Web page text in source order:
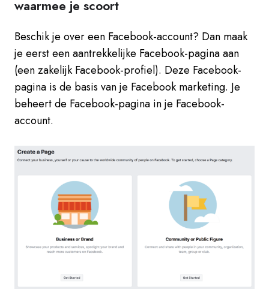
waarmee je scoort
Beschik je over een Facebook-account? Dan maak
je eerst een aantrekkelijke Facebook-pagina aan
(een zakelijk Facebook-profiel). Deze Facebook-
pagina is de basis van je Facebook marketing. Je
beheert de Facebook-pagina in je Facebook-
account.